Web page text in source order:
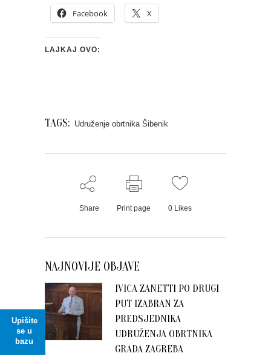
Upišite
se u
bazu
Facebook X
LAJKAJ OVO:
TAGS: Udruženje obrtnika Šibenik
Share Print page 0 Likes
NAJNOVIJE OBJAVE
IVICA ZANETTI PO DRUGI
PUT IZABRAN ZA
PREDSJEDNIKA
UDRUŽENJA OBRTNIKA
GRADA ZAGREBA